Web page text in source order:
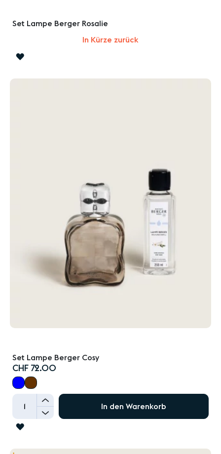
Set Lampe Berger Rosalie
In Kürze zurück
ZUR
Set Lampe Berger Cosy
CHF 72.00
+
-
In den Warenkorb
ZUR